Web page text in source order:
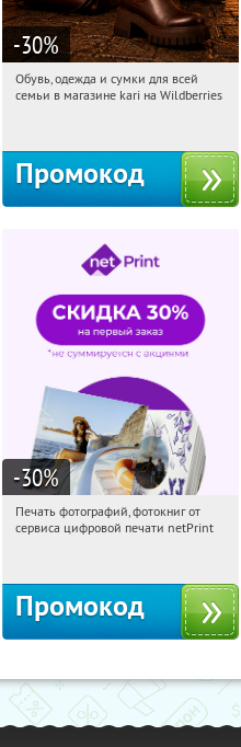
-30%
07:10:20 Получили:
Обувь, одежда и сумки для всей
семьи в магазине kari на Wildberries
Промокод
-30%
07:10:20 Получили:
Печать фотографий, фотокниг от
сервиса цифровой печати netPrint
Промокод